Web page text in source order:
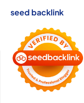
seed backlink